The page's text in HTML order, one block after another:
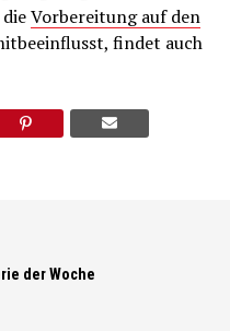
Vorbereitung auf den
findet auch
der Woche